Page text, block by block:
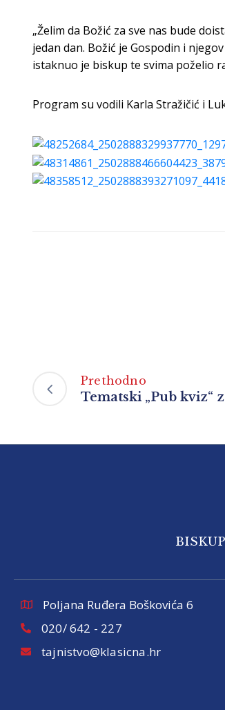
„Želim da Božić za sve nas bude
jedan dan. Božić je Gospodin i
istaknuo je biskup te svima poželio
Program su vodili Karla Stražičić i
Prethodno
Tematski „Pub kviz“
Poljana Ruđera Boškovića 6
020/ 642 - 227
tajnistvo@klasicna.hr